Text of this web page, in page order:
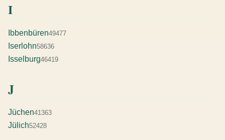
I
Ibbenbüren49477
Iserlohn58636
Isselburg46419
J
Jüchen41363
Jülich52428